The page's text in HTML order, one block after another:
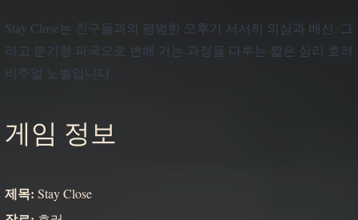
Stay Close는 친구들과의 평범한 오후가 서서히 의심과 배신, 그
리고 분기형 파국으로 변해 가는 과정을 다루는 짧은 심리 호러
비주얼 노벨입니다.
게임 정보
제목: Stay Close